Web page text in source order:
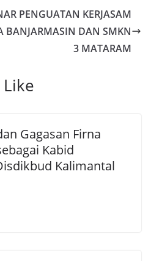
PENGUATAN KERJASAM
BANJARMASIN DAN SMKN
3 MATARAM
Gagasan Firna
Kabid
Kalimantal